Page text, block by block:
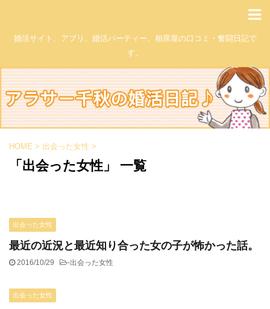
婚活サイト、アプリ、婚活パーティー、相席屋の口コミ・奮闘日記で
す。
HOME > 出会った女性 >
「出会った女性」 一覧
出会った女性
最近の近況と最近知り合った女の子が怖かった話。
2016/10/29 -出会った女性
出会った女性